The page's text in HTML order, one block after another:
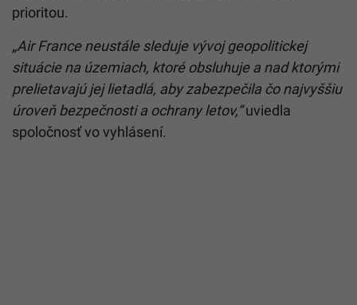
prioritou.
„Air France neustále sleduje vývoj geopolitickej
situácie na územiach, ktoré obsluhuje a nad ktorými
prelietavajú jej lietadlá, aby zabezpečila čo najvyššiu
úroveň bezpečnosti a ochrany letov,“uviedla
spoločnosť vo vyhlásení.